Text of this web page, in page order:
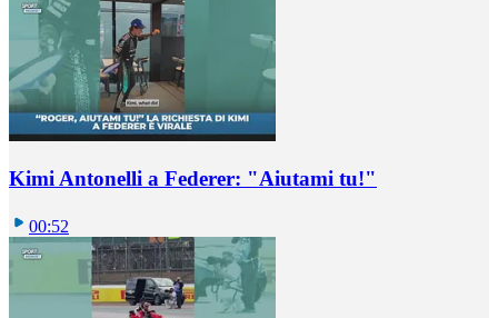
Kimi Antonelli a Federer: "Aiutami tu!"
00:52